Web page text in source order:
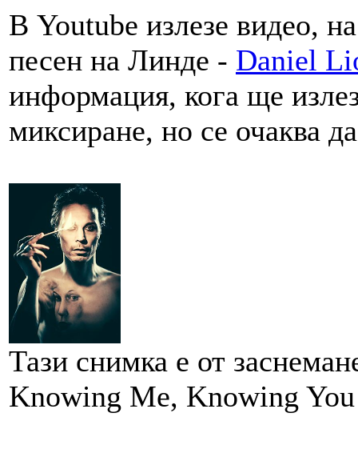
В Youtube излезе видео,
песен на Линде - Daniel
информация, кога ще
миксиране, но се очаква
Тази снимка е от
Knowing Me, Knowing